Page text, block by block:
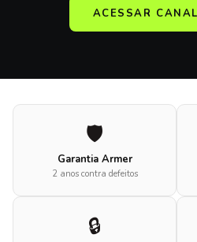
ACESSAR
🛡️
Garantia Armer
2 anos contra defeitos
🔒